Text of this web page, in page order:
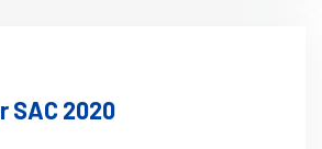
SAC 2020